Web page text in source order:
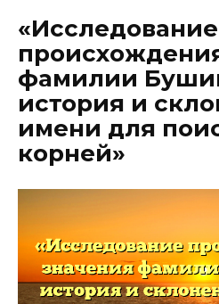
«Исследование
фамилии
история и
имени для
корней»